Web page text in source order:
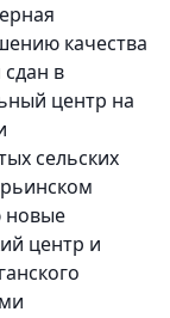
качества
в
центр на
сельских
новые
центр и